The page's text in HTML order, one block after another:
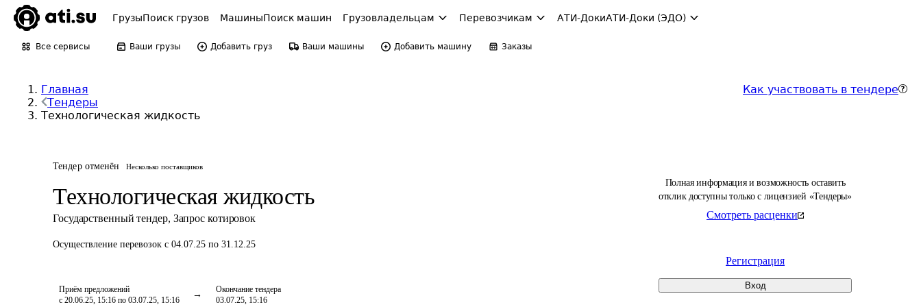
ГрузыПоиск грузов МашиныПоиск машин Грузовладельцам Перевозчикам АТИ-ДокиАТИ-Доки (ЭДО)
Все сервисы Ваши грузы Добавить груз Ваши машины Добавить машину Заказы
Главная
Тендеры
Технологическая жидкость
Как участвовать в тендере
Тендер отменён Несколько поставщиков
Технологическая жидкость
Государственный тендер, Запрос котировок
Осуществление перевозок с 04.07.25 по 31.12.25
Приём предложений
с 20.06.25, 15:16 по 03.07.25, 15:16
Окончание тендера
03.07.25, 15:16
Полная информация и возможность оставить
отклик доступны только с лицензией «Тендеры»
Смотреть расценки
Регистрация
Вход